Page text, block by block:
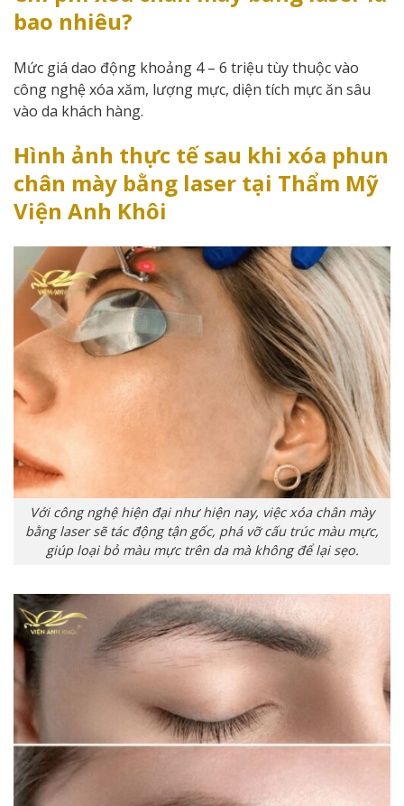
bao nhiêu?
Mức giá dao động khoảng 4 – 6 triệu tùy thuộc vào
công nghệ xóa xăm, lượng mực, diện tích mực ăn sâu
vào da khách hàng.
Hình ảnh thực tế sau khi xóa phun
chân mày bằng laser tại Thẩm Mỹ
Viện Anh Khôi
Với công nghệ hiện đại như hiện nay, việc xóa chân mày
bằng laser sẽ tác động tận gốc, phá vỡ cấu trúc màu mực,
giúp loại bỏ màu mực trên da mà không để lại sẹo.